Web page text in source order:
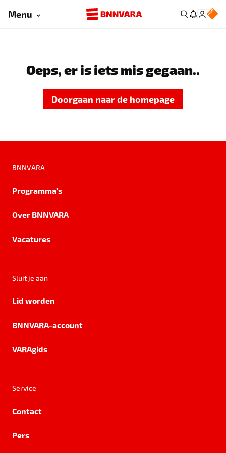
Menu
Oeps, er is iets mis gegaan..
Doorgaan naar de homepage
BNNVARA
Programma's
Over BNNVARA
Vacatures
Sluit je aan
Lid worden
BNNVARA-account
VARAgids
Service
Contact
Pers